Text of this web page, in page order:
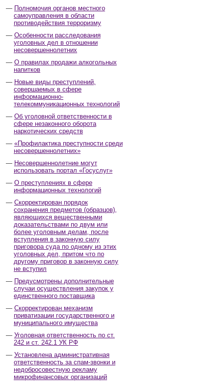
Полномочия органов местного
самоуправления в области
противодействия терроризму
Особенности расследования
уголовных дел в отношении
несовершеннолетних
О правилах продажи алкогольных
напитков
Новые виды преступлений,
совершаемых в сфере
информационно-
телекоммуникационных технологий
Об уголовной ответственности в
сфере незаконного оборота
наркотических средств
«Профилактика преступности среди
несовершеннолетних»
Несовершеннолетние могут
использовать портал «Госуслуг»
О преступлениях в сфере
информационных технологий
Скорректирован порядок
сохранения предметов (образцов),
являющихся вещественными
доказательствами по двум или
более уголовным делам, после
вступления в законную силу
приговора суда по одному из этих
уголовных дел, притом что по
другому приговор в законную силу
не вступил
Предусмотрены дополнительные
случаи осуществления закупок у
единственного поставщика
Скорректирован механизм
приватизации государственного и
муниципального имущества
Уголовная ответственность по ст.
242 и ст. 242.1 УК РФ
Установлена административная
ответственность за спам-звонки и
недобросовестную рекламу
микрофинансовых организаций